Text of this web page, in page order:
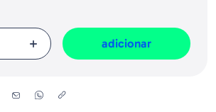
adicionar